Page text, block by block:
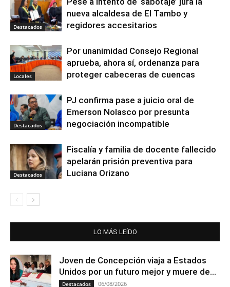
Destacados
nueva alcaldesa de El Tambo y
regidores accesitarios
Locales
Por unanimidad Consejo Regional
aprueba, ahora sí, ordenanza para
proteger cabeceras de cuencas
Destacados
PJ confirma pase a juicio oral de
Emerson Nolasco por presunta
negociación incompatible
Destacados
Fiscalía y familia de docente fallecido
apelarán prisión preventiva para
Luciana Orizano
LO MÁS LEÍDO
Joven de Concepción viaja a Estados
Unidos por un futuro mejor y muere de...
Destacados 06/08/2026